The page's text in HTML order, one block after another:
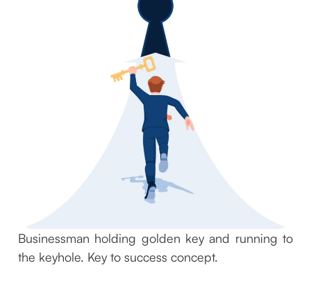
Businessman holding golden key and running to
the keyhole. Key to success concept.